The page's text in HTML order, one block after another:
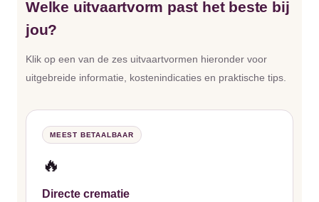
Welke uitvaartvorm past het beste bij
jou?
Klik op een van de zes uitvaartvormen hieronder voor
uitgebreide informatie, kostenindicaties en praktische tips.
MEEST BETAALBAAR
🔥
Directe crematie